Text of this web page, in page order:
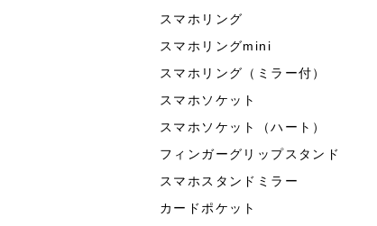
スマホリング
スマホリングmini
スマホリング（ミラー付）
スマホソケット
スマホソケット（ハート）
フィンガーグリップスタンド
スマホスタンドミラー
カードポケット